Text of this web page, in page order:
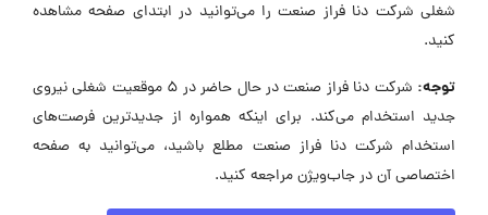
شغلی شرکت دنا فراز صنعت را می‌توانید در ابتدای صفحه مشاهده
کنید.
توجه:
شرکت دنا فراز صنعت در حال حاضر در ۵ موقعیت شغلی نیروی
جدید استخدام می‌کند. برای اینکه همواره از جدیدترین فرصت‌های
استخدام شرکت دنا فراز صنعت مطلع باشید، می‌توانید به صفحه
اختصاصی آن در جاب‌ویژن مراجعه کنید.